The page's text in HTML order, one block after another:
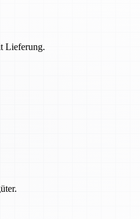
Lieferung.